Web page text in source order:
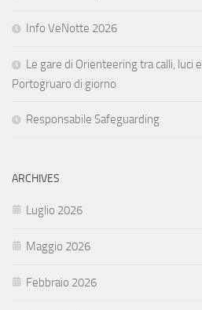
Info VeNotte 2026
Le gare di Orienteering tra calli, luci
Portogruaro di giorno
Responsabile Safeguarding
ARCHIVES
Luglio 2026
Maggio 2026
Febbraio 2026